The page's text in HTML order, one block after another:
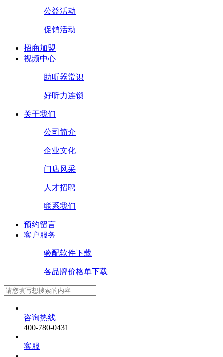
公益活动
促销活动
招商加盟
视频中心
助听器常识
好听力连锁
关于我们
公司简介
企业文化
门店风采
人才招聘
联系我们
预约留言
客户服务
验配软件下载
各品牌价格单下载
咨询热线
400-780-0431
客服